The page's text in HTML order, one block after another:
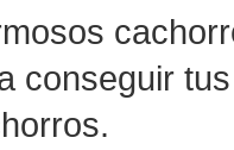
conseguir